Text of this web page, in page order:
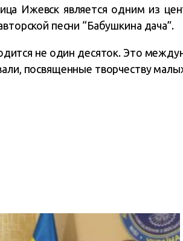
Ижевск является одним из
песни “Бабушкина дача”.
не один десяток. Это
посвященные творчеству